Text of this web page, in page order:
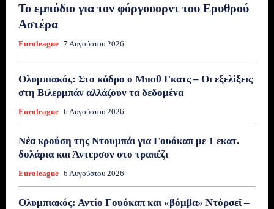
Το εμπόδιο για τον φόργουορντ του Ερυθρού
Αστέρα
Euroleague 7 Αυγούστου 2026
Ολυμπιακός: Στο κάδρο ο Μποθ Γκατς – Οι εξελίξεις
στη Βιλερμπάν αλλάζουν τα δεδομένα
Euroleague 6 Αυγούστου 2026
Νέα κρούση της Ντουμπάι για Γουόκαπ με 1 εκατ.
δολάρια και Άντερσον στο τραπέζι
Euroleague 6 Αυγούστου 2026
Ολυμπιακός: Αντίο Γουόκαπ και «βόμβα» Ντόρσεϊ –